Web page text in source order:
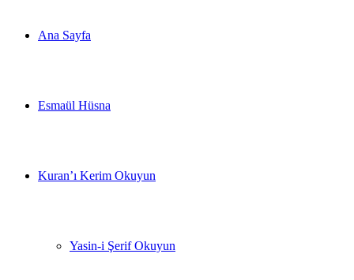
Ana Sayfa
Esmaül Hüsna
Kuran’ı Kerim Okuyun
Yasin-i Şerif Okuyun